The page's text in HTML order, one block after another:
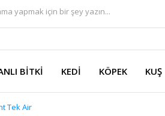
BİTKİ KEDİ KÖPEK KUŞ
Tek Air